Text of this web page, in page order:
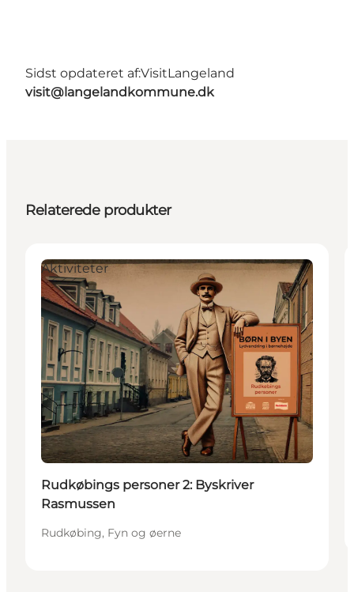
Sidst opdateret af:VisitLangeland
visit@langelandkommune.dk
Relaterede produkter
Aktiviteter
Rudkøbings personer 2: Byskriver
Rasmussen
Rudkøbing, Fyn og øerne